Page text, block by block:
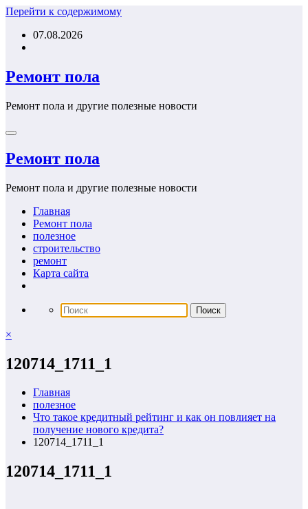
Перейти к содержимому
07.08.2026
Ремонт пола
Ремонт пола и другие полезные новости
Ремонт пола
Ремонт пола и другие полезные новости
Главная
Ремонт пола
полезное
строительство
ремонт
Карта сайта
×
120714_1711_1
Главная
полезное
Что такое кредитный рейтинг и как он повлияет на
получение нового кредита?
120714_1711_1
120714_1711_1